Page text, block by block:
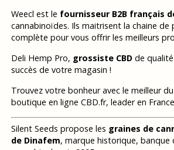
Weecl est le fournisseur B2B français
cannabinoïdes. Ils maitrisent la chaine de
complète pour vous offrir les meilleurs
Deli Hemp Pro, grossiste CBDde qualité
succès de votre magasin !
Trouvez votre bonheur avec le meilleur du
boutique en ligne CBD.fr, leader en
Silent Seeds propose les graines de
de Dinafem, marque historique, banque